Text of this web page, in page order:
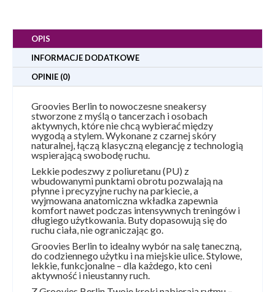
OPIS
INFORMACJE DODATKOWE
OPINIE (0)
Groovies Berlin to nowoczesne sneakersy
stworzone z myślą o tancerzach i osobach
aktywnych, które nie chcą wybierać między
wygodą a stylem. Wykonane z czarnej skóry
naturalnej, łączą klasyczną elegancję z technologią
wspierającą swobodę ruchu.
Lekkie podeszwy z poliuretanu (PU) z
wbudowanymi punktami obrotu pozwalają na
płynne i precyzyjne ruchy na parkiecie, a
wyjmowana anatomiczna wkładka zapewnia
komfort nawet podczas intensywnych treningów i
długiego użytkowania. Buty dopasowują się do
ruchu ciała, nie ograniczając go.
Groovies Berlin to idealny wybór na salę taneczną,
do codziennego użytku i na miejskie ulice. Stylowe,
lekkie, funkcjonalne – dla każdego, kto ceni
aktywność i nieustanny ruch.